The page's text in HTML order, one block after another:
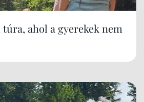
ahol a gyerekek nem